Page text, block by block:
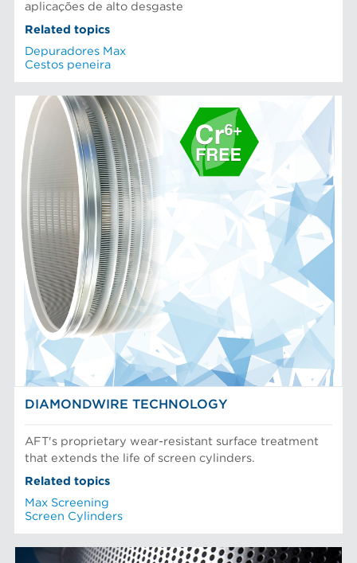
aplicações de alto desgaste
Related topics
Depuradores Max
Cestos peneira
DIAMONDWIRE TECHNOLOGY
AFT's proprietary wear-resistant surface treatment
that extends the life of screen cylinders.
Related topics
Max Screening
Screen Cylinders